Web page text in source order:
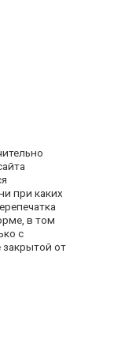
при каких
в том
с
закрытой от